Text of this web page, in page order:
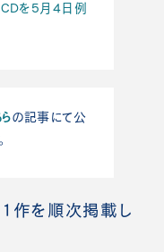
を5月4日例
の記事にて公
作を順次掲載し